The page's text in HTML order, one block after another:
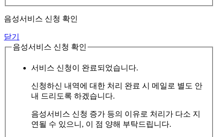
음성서비스 신청 확인
닫기
음성서비스 신청 확인
서비스 신청이 완료되었습니다.
신청하신 내역에 대한 처리 완료 시 메일로 별도 안
내 드리도록 하겠습니다.
음성서비스 신청 증가 등의 이유로 처리가 다소 지
연될 수 있으니, 이 점 양해 부탁드립니다.